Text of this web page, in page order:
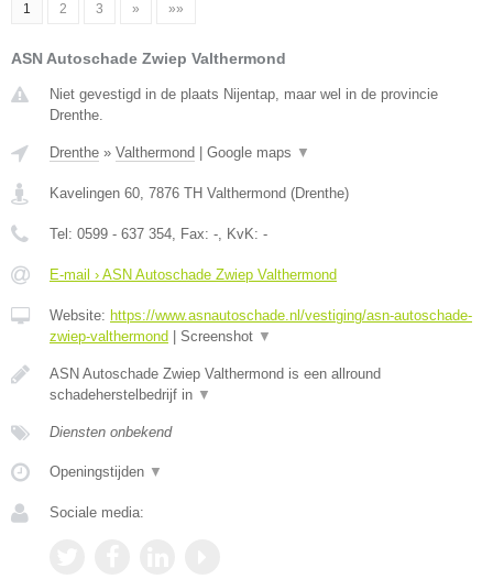
1 2 3 » »»
ASN Autoschade Zwiep Valthermond
Niet gevestigd in de plaats Nijentap, maar wel in de provincie
Drenthe.
Drenthe » Valthermond Google maps ▼
Kavelingen 60, 7876 TH Valthermond (Drenthe)
Tel: 0599 - 637 354, Fax: -, KvK: -
E-mail › ASN Autoschade Zwiep Valthermond
Website: https://www.asnautoschade.nl/vestiging/asn-autoschade-
zwiep-valthermond
Screenshot ▼
ASN Autoschade Zwiep Valthermond is een allround
schadeherstelbedrijf in ▼
Diensten onbekend
Openingstijden ▼
Sociale media: